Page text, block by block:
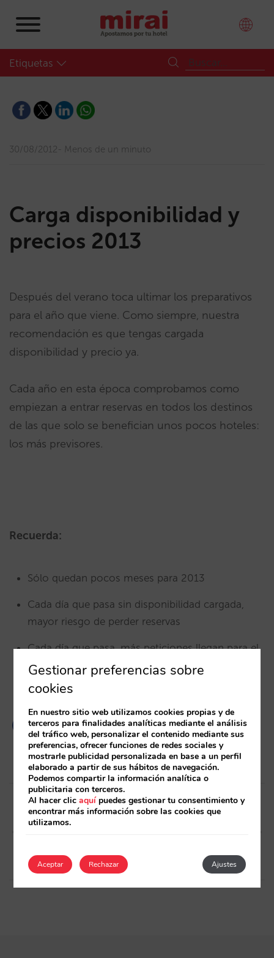
Etiquetas
30/08/2012 Menos de un minuto
Carga disponibilidad y
precios 2013
Después del verano toca ultimar los preparativos
para el año que viene. Como siempre, nuestra
recomendación es que tengas cargada
disponibilidad y precio ya.
Cada año en esta época comprobamos como
empiezan a entrar reservas en todos los destinos
de las que solo se benefician unos pocos hoteles:
los más previsores.
Recuerda:
Sólo quedan pocos meses para 2013
Cada día que pasa sin disponibilidad cargada,
mayor riesgo de perder reservas
Cada día que pasa, más peticiones llegan para el
año que viene
Post
navigation
Artículo anterior Artículo siguiente
en tu web
Gestionar preferencias sobre
cookies
En nuestro sitio web utilizamos cookies propias y de
terceros para finalidades analíticas mediante el análisis
del tráfico web, personalizar el contenido mediante sus
preferencias, ofrecer funciones de redes sociales y
mostrarle publicidad personalizada en base a un perfil
elaborado a partir de sus hábitos de navegación.
Podemos compartir la información analítica o
publicitaria con terceros.
Al hacer clicaquípuedes gestionar tu consentimiento y
encontrar más información sobre las cookies que
utilizamos.
Aceptar Ajustes
Rechazar